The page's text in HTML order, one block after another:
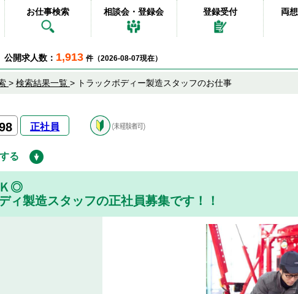
お仕事検索 相談会・登録会 登録受付 両
公開求人数： 1,913 件（2026-08-07現在）
> 検索結果一覧 > トラックボディー製造スタッフのお仕事
正社員
る
◎
ィ製造スタッフの正社員募集です！！